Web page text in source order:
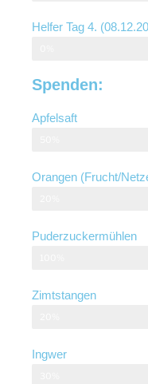
Helfer Tag 4.
Spenden:
Apfelsaft
Orangen (Frucht/
Puderzuckermühlen
Zimtstangen
Ingwer